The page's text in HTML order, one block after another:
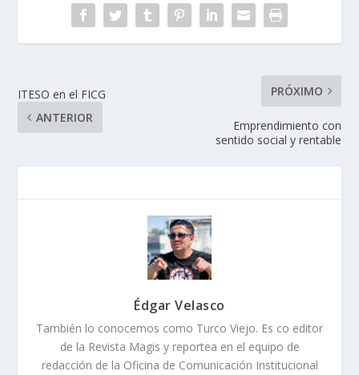
ITESO en el FICG
ANTERIOR
PRÓXIMO
Emprendimiento con
sentido social y rentable
Édgar Velasco
También lo conocemos como Turco Viejo. Es co editor
de la Revista Magis y reportea en el equipo de
redacción de la Oficina de Comunicación Institucional